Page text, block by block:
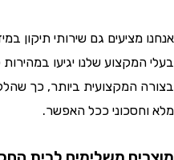
מציעים גם שירותי תיקון במידה
שלנו יגיעו במהירות
המקצועית ביותר, כך שהלקוחות
ככל האפשר.